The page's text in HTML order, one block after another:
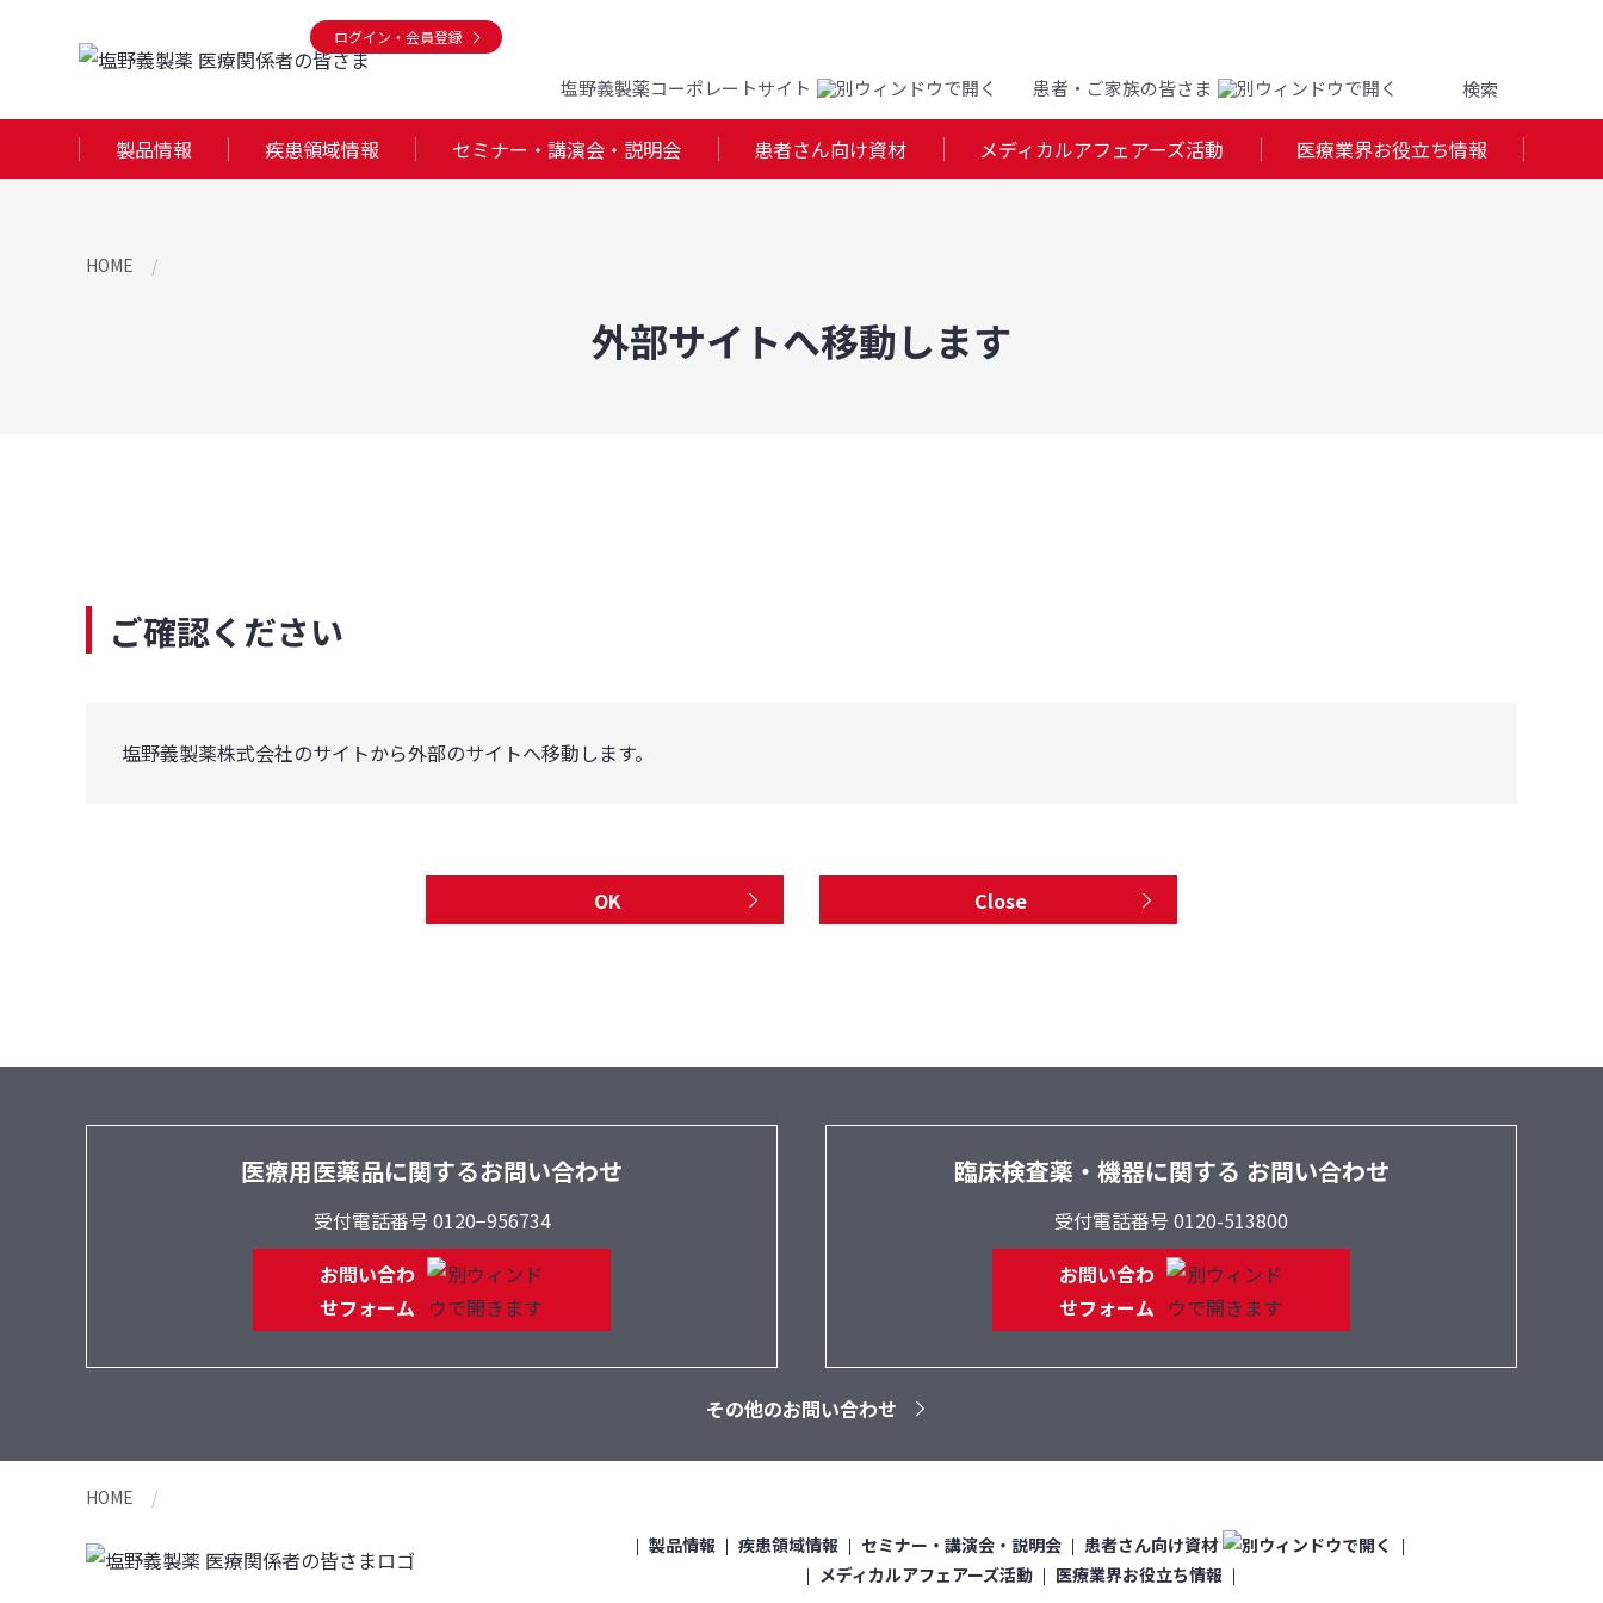
製品情報 疾患領域情報 セミナー・講演会・説明会 患者さん向け資材 メディカルアフェアーズ活動 医療業界お役立ち情報
塩野義製薬コーポレートサイト 患者・ご家族の皆さま
ログイン・会員登録
HOME
外部サイトへ移動します
ご確認ください
塩野義製薬株式会社のサイトから外部のサイトへ移動します。
OK Close
医療用医薬品に関するお問い合わせ
受付電話番号 0120−956734
お問い合わ
せフォーム
臨床検査薬・機器に関する お問い合わせ
受付電話番号 0120-513800
お問い合わ
せフォーム
その他のお問い合わせ
HOME
製品情報
疾患領域情報 セミナー・講演会・説明会
患者さん向け資材
メディカルアフェアーズ活動
医療業界お役立ち情報